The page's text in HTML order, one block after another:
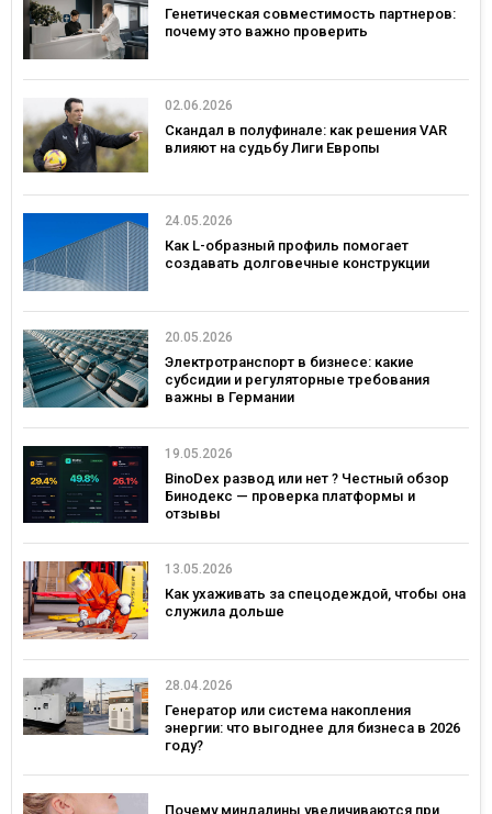
Генетическая совместимость партнеров:
почему это важно проверить
02.06.2026
Скандал в полуфинале: как решения VAR
влияют на судьбу Лиги Европы
24.05.2026
Как L-образный профиль помогает
создавать долговечные конструкции
20.05.2026
Электротранспорт в бизнесе: какие
субсидии и регуляторные требования
важны в Германии
19.05.2026
BinoDex развод или нет ? Честный обзор
Бинодекс — проверка платформы и
отзывы
13.05.2026
Как ухаживать за спецодеждой, чтобы она
служила дольше
28.04.2026
Генератор или система накопления
энергии: что выгоднее для бизнеса в 2026
году?
Почему миндалины увеличиваются при